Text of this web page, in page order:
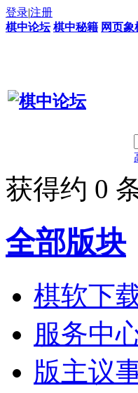
登录|注册
棋中论坛 棋中秘籍 网页象
获得约 0
全部版块
棋软下
服务中
版主议